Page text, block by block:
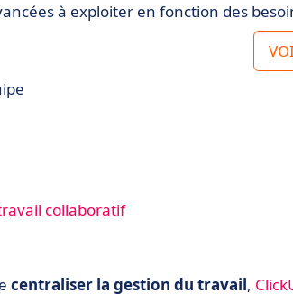
à exploiter en fonction des
collaboratif
centraliser la gestion du travail,